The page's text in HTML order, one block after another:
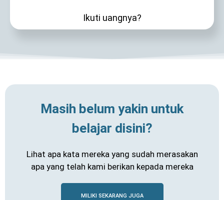
Ikuti uangnya?
Masih belum yakin untuk
belajar disini?
Lihat apa kata mereka yang sudah merasakan
apa yang telah kami berikan kepada mereka
MILIKI SEKARANG JUGA